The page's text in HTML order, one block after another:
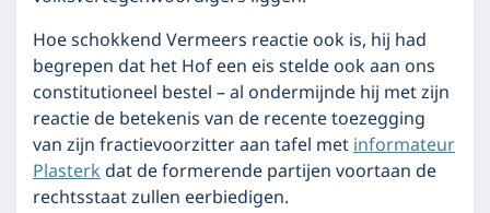
Hoe schokkend Vermeers reactie ook is, hij had
begrepen dat het Hof een eis stelde ook aan ons
constitutioneel bestel – al ondermijnde hij met zijn
reactie de betekenis van de recente toezegging
van zijn fractievoorzitter aan tafel metinformateur
Plasterkdat de formerende partijen voortaan de
rechtsstaat zullen eerbiedigen.